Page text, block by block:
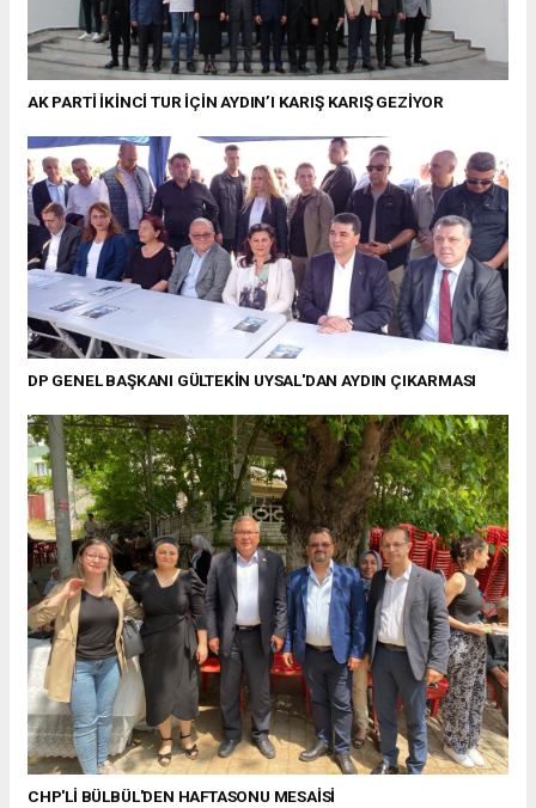
AK PARTİ İKİNCİ TUR İÇİN AYDIN’I KARIŞ KARIŞ GEZİYOR
DP GENEL BAŞKANI GÜLTEKİN UYSAL'DAN AYDIN ÇIKARMASI
CHP'Lİ BÜLBÜL'DEN HAFTASONU MESAİSİ